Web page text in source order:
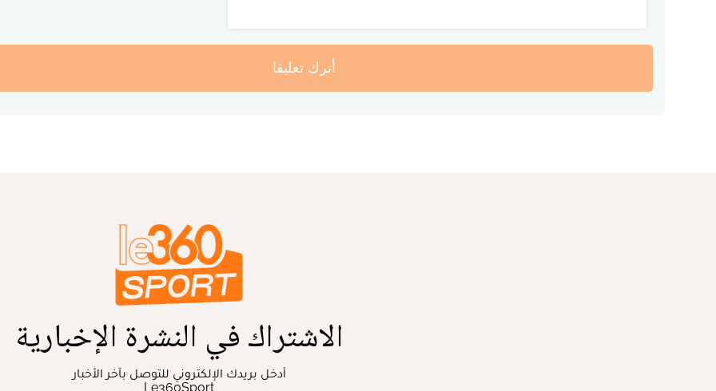
أترك تعليقا
الاشتراك في النشرة الإخبارية
أدخل بريدك الإلكتروني للتوصل بآخر الأخبار
Le360Sport